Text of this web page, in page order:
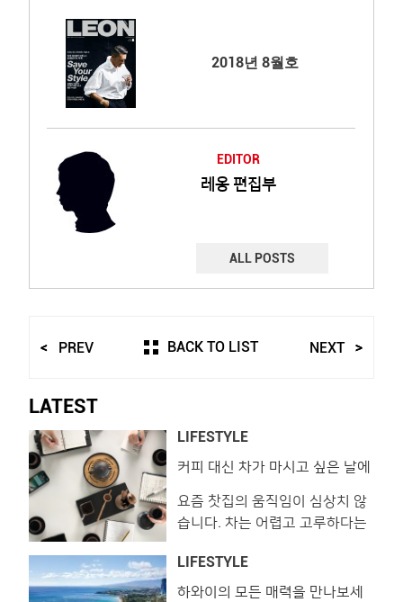
2018년 8월호
EDITOR
레옹 편집부
ALL POSTS
PREV BACK TO LIST NEXT
LATEST
LIFESTYLE
커피 대신 차가 마시고 싶은 날에
요즘 찻집의 움직임이 심상치 않
습니다. 차는 어렵고 고루하다는
집들이 속속 등장하고 있는데요.
쉽게 접하기 힘든 질 좋은 차와
LIFESTYLE
하와이의 모든 매력을 만나보세